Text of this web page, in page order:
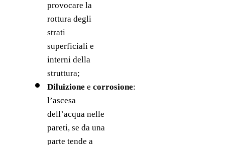
provocare la
rottura degli
strati
superficiali e
interni della
struttura;
Diluizione e corrosione:
l’ascesa
dell’acqua nelle
pareti, se da una
parte tende a